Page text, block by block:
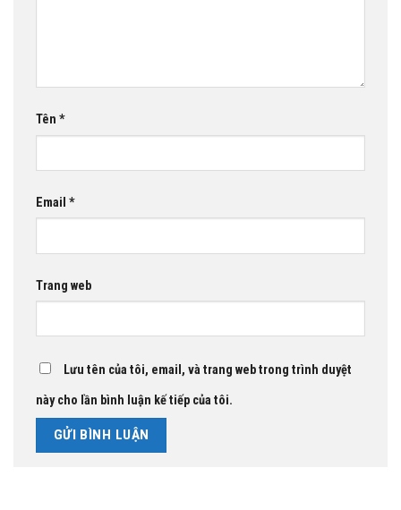
Tên *
Email *
Trang web
Lưu tên của tôi, email, và trang web trong trình duyệt
này cho lần bình luận kế tiếp của tôi.